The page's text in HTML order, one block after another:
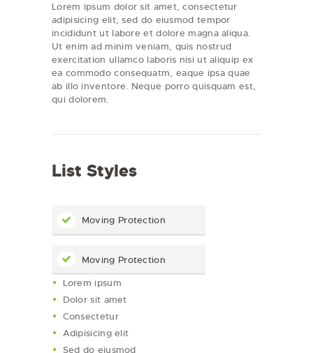
Lorem ipsum dolor sit amet, consectetur
adipisicing elit, sed do eiusmod tempor
incididunt ut labore et dolore magna aliqua.
Ut enim ad minim veniam, quis nostrud
exercitation ullamco laboris nisi ut aliquip ex
ea commodo consequatm, eaque ipsa quae
ab illo inventore. Neque porro quisquam est,
qui dolorem.
List Styles
Moving Protection
Moving Protection
Lorem ipsum
Dolor sit amet
Consectetur
Adipisicing elit
Sed do eiusmod